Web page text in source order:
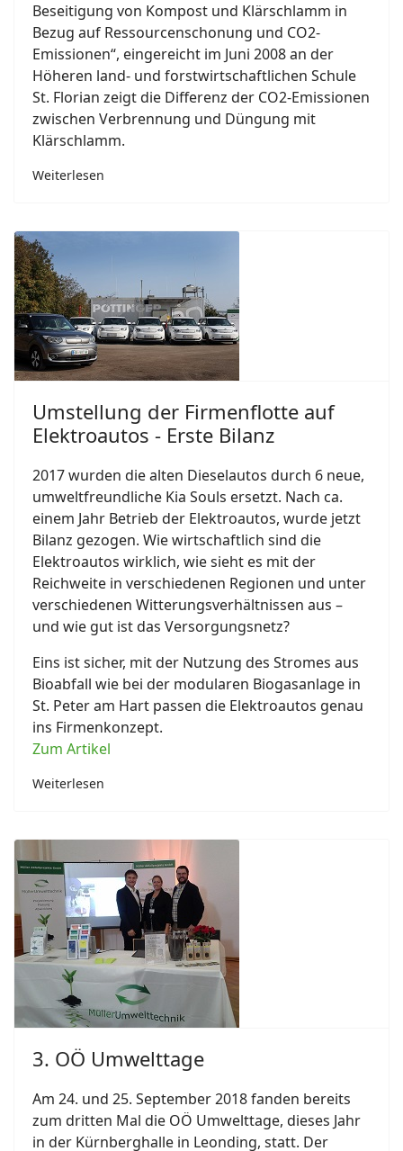
Beseitigung von Kompost und Klärschlamm in
Bezug auf Ressourcenschonung und CO2-
Emissionen“, eingereicht im Juni 2008 an der
Höheren land- und forstwirtschaftlichen Schule
St. Florian zeigt die Differenz der CO2-Emissionen
zwischen Verbrennung und Düngung mit
Klärschlamm.
Weiterlesen
Umstellung der Firmenflotte auf
Elektroautos - Erste Bilanz
2017 wurden die alten Dieselautos durch 6 neue,
umweltfreundliche Kia Souls ersetzt. Nach ca.
einem Jahr Betrieb der Elektroautos, wurde jetzt
Bilanz gezogen. Wie wirtschaftlich sind die
Elektroautos wirklich, wie sieht es mit der
Reichweite in verschiedenen Regionen und unter
verschiedenen Witterungsverhältnissen aus –
und wie gut ist das Versorgungsnetz?
Eins ist sicher, mit der Nutzung des Stromes aus
Bioabfall wie bei der modularen Biogasanlage in
St. Peter am Hart passen die Elektroautos genau
ins Firmenkonzept.
Zum Artikel
Weiterlesen
3. OÖ Umwelttage
Am 24. und 25. September 2018 fanden bereits
zum dritten Mal die OÖ Umwelttage, dieses Jahr
in der Kürnberghalle in Leonding, statt. Der